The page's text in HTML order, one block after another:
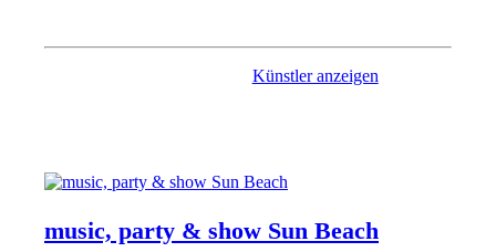
Künstler anzeigen
music, party & show Sun Beach